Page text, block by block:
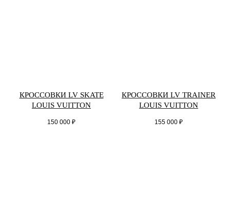
КРОССОВКИ LV SKATE
LOUIS VUITTON
150 000 ₽
КРОССОВКИ LV TRAINER
LOUIS VUITTON
155 000 ₽